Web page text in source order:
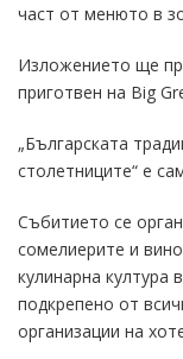
част от менюто в
Изложението ще
приготвен на Big
„Българската
столетниците“ е
Събитието се
сомелиерите и
кулинарна
подкрепено от
организации на